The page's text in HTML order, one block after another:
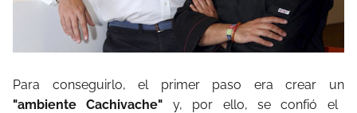
Para conseguirlo, el primer paso era crear un
"ambiente Cachivache" y, por ello, se confió el